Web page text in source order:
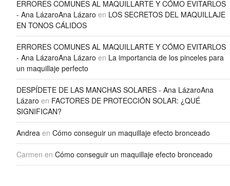
ERRORES COMUNES AL MAQUILLARTE Y CÓMO EVITARLOS
- Ana LázaroAna Lázaro en LOS SECRETOS DEL MAQUILLAJE
EN TONOS CÁLIDOS
ERRORES COMUNES AL MAQUILLARTE Y CÓMO EVITARLOS
- Ana LázaroAna Lázaro en La importancia de los pinceles para
un maquillaje perfecto
DESPÍDETE DE LAS MANCHAS SOLARES - Ana LázaroAna
Lázaro en FACTORES DE PROTECCIÓN SOLAR: ¿QUÉ
SIGNIFICAN?
Andrea en Cómo conseguir un maquillaje efecto bronceado
Carmen en Cómo conseguir un maquillaje efecto bronceado